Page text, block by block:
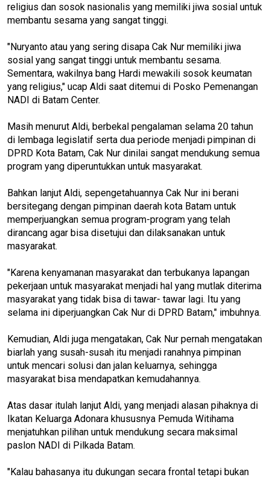
religius dan sosok nasionalis yang memiliki jiwa sosial untuk
membantu sesama yang sangat tinggi.
"Nuryanto atau yang sering disapa Cak Nur memiliki jiwa
sosial yang sangat tinggi untuk membantu sesama.
Sementara, wakilnya bang Hardi mewakili sosok keumatan
yang religius," ucap Aldi saat ditemui di Posko Pemenangan
NADI di Batam Center.
Masih menurut Aldi, berbekal pengalaman selama 20 tahun
di lembaga legislatif serta dua periode menjadi pimpinan di
DPRD Kota Batam, Cak Nur dinilai sangat mendukung semua
program yang diperuntukkan untuk masyarakat.
Bahkan lanjut Aldi, sepengetahuannya Cak Nur ini berani
bersitegang dengan pimpinan daerah kota Batam untuk
memperjuangkan semua program-program yang telah
dirancang agar bisa disetujui dan dilaksanakan untuk
masyarakat.
"Karena kenyamanan masyarakat dan terbukanya lapangan
pekerjaan untuk masyarakat menjadi hal yang mutlak diterima
masyarakat yang tidak bisa di tawar- tawar lagi. Itu yang
selama ini diperjuangkan Cak Nur di DPRD Batam," imbuhnya.
Kemudian, Aldi juga mengatakan, Cak Nur pernah mengatakan
biarlah yang susah-susah itu menjadi ranahnya pimpinan
untuk mencari solusi dan jalan keluarnya, sehingga
masyarakat bisa mendapatkan kemudahannya.
Atas dasar itulah lanjut Aldi, yang menjadi alasan pihaknya di
Ikatan Keluarga Adonara khususnya Pemuda Witihama
menjatuhkan pilihan untuk mendukung secara maksimal
paslon NADI di Pilkada Batam.
"Kalau bahasanya itu dukungan secara frontal tetapi bukan